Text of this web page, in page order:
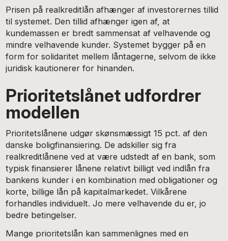
Prisen på realkreditlån afhænger af investorernes tillid
til systemet. Den tillid afhænger igen af, at
kundemassen er bredt sammensat af velhavende og
mindre velhavende kunder. Systemet bygger på en
form for solidaritet mellem låntagerne, selvom de ikke
juridisk kautionerer for hinanden.
Prioritetslånet udfordrer
modellen
Prioritetslånene udgør skønsmæssigt 15 pct. af den
danske boligfinansiering. De adskiller sig fra
realkreditlånene ved at være udstedt af en bank, som
typisk finansierer lånene relativt billigt ved indlån fra
bankens kunder i en kombination med obligationer og
korte, billige lån på kapitalmarkedet. Vilkårene
forhandles individuelt. Jo mere velhavende du er, jo
bedre betingelser.
Mange prioritetslån kan sammenlignes med en